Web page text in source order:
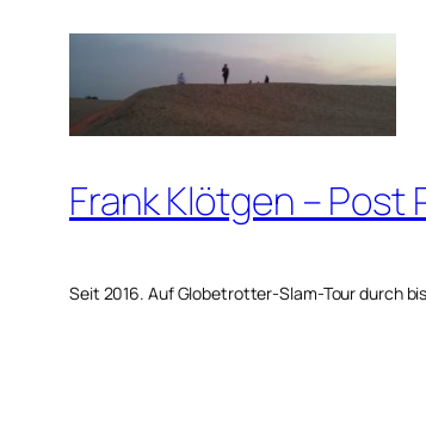
springen
Frank Klötgen –
Seit 2016. Auf Globetrotter-Slam-Tour durch